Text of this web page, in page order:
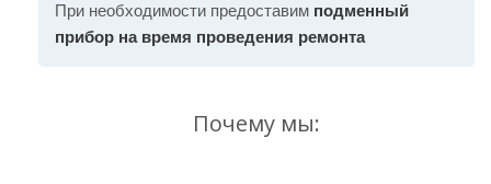
При необходимости предоставим подменный
прибор на время проведения ремонта
Почему мы: